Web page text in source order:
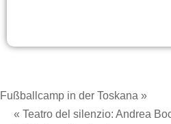
Fußballcamp in der Toskana »
« Teatro del silenzio: Andrea